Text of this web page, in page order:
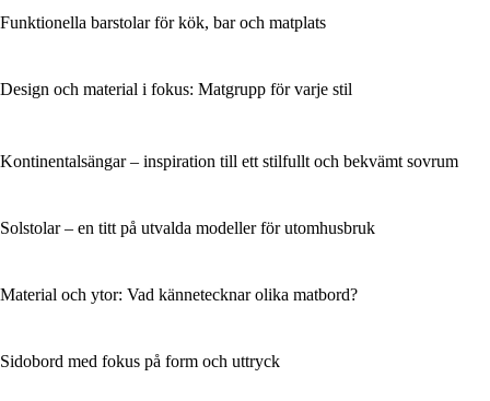
Funktionella barstolar för kök, bar och matplats
Design och material i fokus: Matgrupp för varje stil
Kontinentalsängar – inspiration till ett stilfullt och bekvämt sovrum
Solstolar – en titt på utvalda modeller för utomhusbruk
Material och ytor: Vad kännetecknar olika matbord?
Sidobord med fokus på form och uttryck